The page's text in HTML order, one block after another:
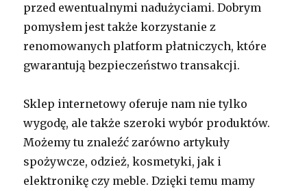
przed ewentualnymi nadużyciami. Dobrym
pomysłem jest także korzystanie z
renomowanych platform płatniczych, które
gwarantują bezpieczeństwo transakcji.
Sklep internetowy oferuje nam nie tylko
wygodę, ale także szeroki wybór produktów.
Możemy tu znaleźć zarówno artykuły
spożywcze, odzież, kosmetyki, jak i
elektronikę czy meble. Dzięki temu mamy